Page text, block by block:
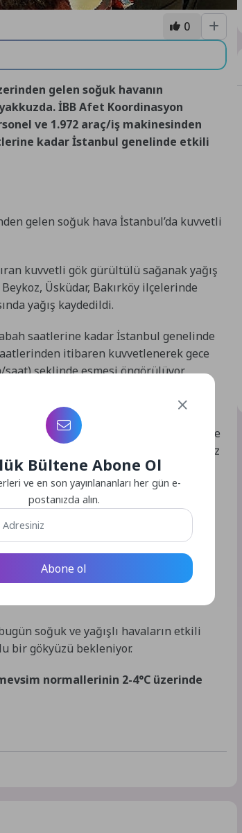
0
gelen soğuk havanın
İBB Afet Koordinasyon
ve 1.972 araç/iş makinesinden
kadar İstanbul genelinde etkili
gelen soğuk hava İstanbul’da kuvvetli
kuvvetli gök gürültülü sağanak yağış
Üsküdar, Bakırköy ilçelerinde
yağış kaydedildi.
saatlerine kadar İstanbul genelinde
itibaren kuvvetlenerek gece
şeklinde esmesi öngörülüyor.
olumsuz hava koşullarıyla mücadele
muhtemel olumsuzluklara karşı kriz
çözen İSKİ, hasar gören
sahada. Ayrıca, Atık Yönetimi,
İlişkiler ve İşletmeler Müdürlüğü
sahada aktif görev yaptı. Ekipler,
soğuk ve yağışlı havaların etkili
bir gökyüzü bekleniyor.
normallerinin 2-4°C üzerinde
Bültene Abone Ol
ve en son yayınlananları her gün e-
postanızda alın.
Abone ol